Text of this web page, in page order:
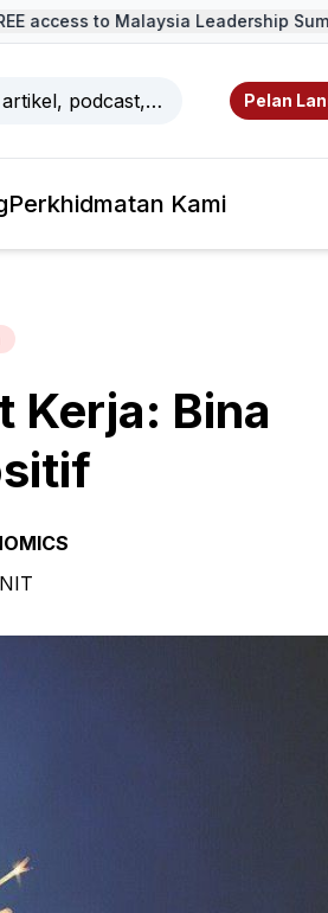
access to Malaysia Leadership
podcast, video, sumber
Pelan
Perkhidmatan Kami
Kerja: Bina